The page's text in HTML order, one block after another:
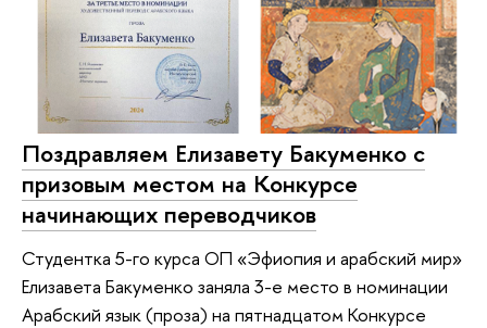
Поздравляем Елизавету Бакуменко с
призовым местом на Конкурсе
начинающих переводчиков
Студентка 5-го курса ОП «Эфиопия и арабский мир»
Елизавета Бакуменко заняла 3-е место в номинации
Арабский язык (проза) на пятнадцатом Конкурсе